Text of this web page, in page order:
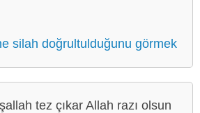
silah doğrultulduğunu görmek
tez çıkar Allah razı olsun